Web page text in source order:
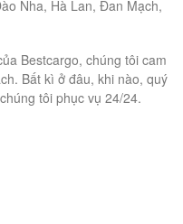
Nha, Hà Lan, Đan Mạch,
Bestcargo, chúng tôi cam
Bất kì ở đâu, khi nào, quý
tôi phục vụ 24/24.